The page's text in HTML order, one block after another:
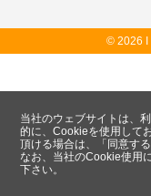
© 2026 I
当社のウェブサイトは、
的に、Cookieを使用して
頂ける場合は、「同意す
なお、当社のCookie使用
下さい。